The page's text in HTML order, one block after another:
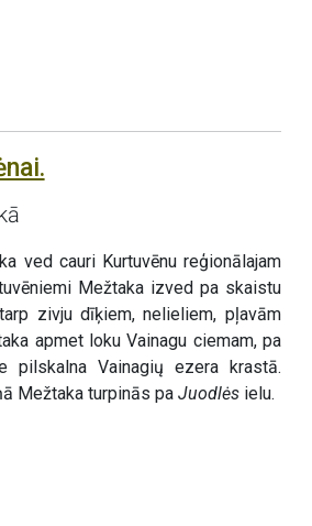
ved cauri Kurtuvēnu reģionālajam
Mežtaka izved pa skaistu
zivju dīķiem, nelieliem, pļavām
apmet loku Vainagu ciemam, pa
Vainagių ezera krastā.
Mežtaka turpinās pa Juodlėsielu.